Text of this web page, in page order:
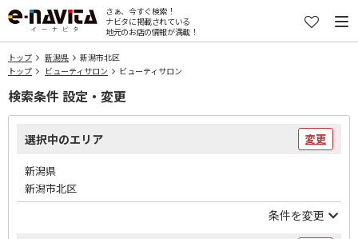
さぁ、今すぐ検索！
ナビタに掲載されている
地元のお店の情報が満載！
トップ 新潟県
新潟市北区
トップ
ビューティサロン ビューティサロン
検索条件 設定・変更
選択中のエリア 変更
新潟県
新潟市北区
条件を変更